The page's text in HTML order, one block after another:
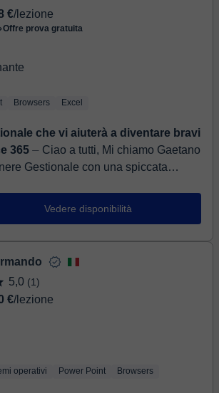
€/lezione
Offre prova gratuita
Browsers Excel
che vi aiuterà a diventare bravi
365 ⏤ Ciao a tutti, Mi chiamo Gaetano
Gestionale con una spiccata
Vedere disponibilità
5,0 (1)
€/lezione
operativi Power Point Browsers